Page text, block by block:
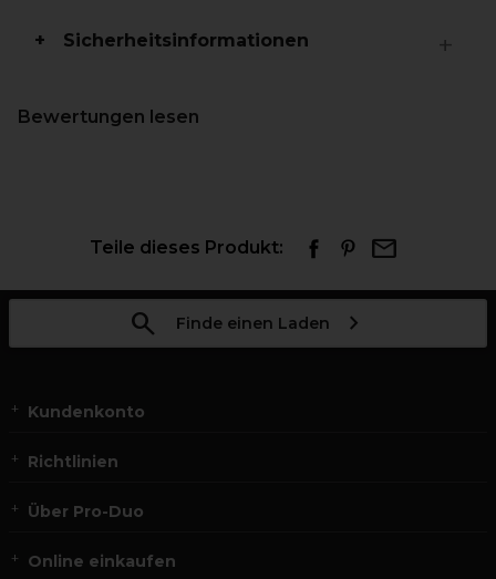
Sicherheitsinformationen
Bewertungen lesen
Teile dieses Produkt:
Finde einen Laden
Kundenkonto
Richtlinien
Über Pro-Duo
Online einkaufen